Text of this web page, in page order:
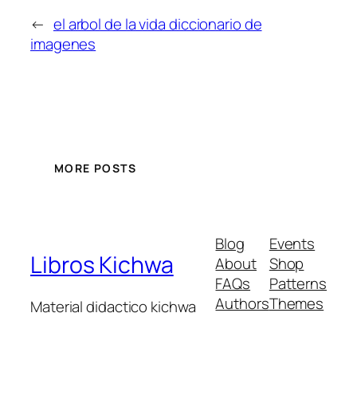
← el arbol de la vida diccionario de
imagenes
MORE POSTS
Libros Kichwa
Material didactico kichwa
Blog
About
FAQs
Authors
Events
Shop
Patterns
Themes